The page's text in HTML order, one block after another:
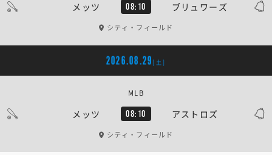
メッツ 08:10 ブリュワーズ
シティ・フィールド
2026.08.29 [土]
メッツ 08:10 アストロズ
MLB
シティ・フィールド